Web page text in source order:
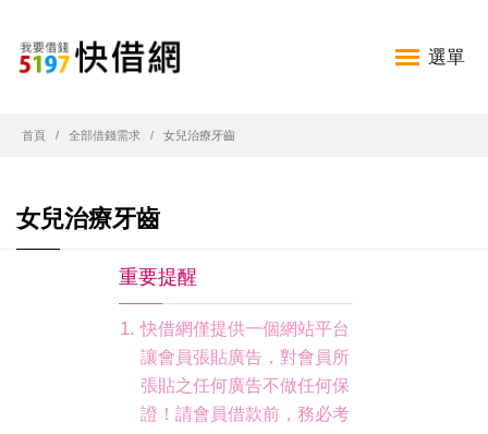
選單
首頁 全部借錢需求 女兒治療牙齒
女兒治療牙齒
重要提醒
快借網僅提供一個網站平台
讓會員張貼廣告，對會員所
張貼之任何廣告不做任何保
證！請會員借款前，務必考